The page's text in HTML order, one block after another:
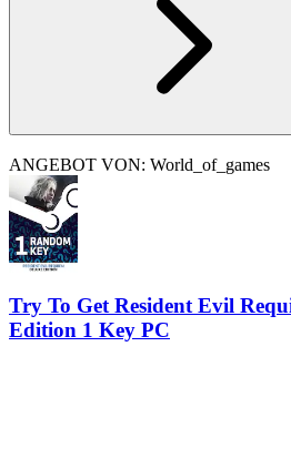
ANGEBOT VON: World_of_games
Try To Get Resident Evil
Edition 1 Key PC